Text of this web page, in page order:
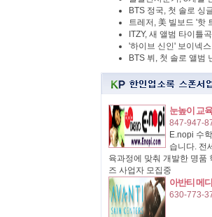
BTS 정국, 첫 솔로 싱
트레저, 美 빌보드 '핫
ITZY, 새 앨범 타이틀
'하이브 신인' 보이넥
BTS 뷔, 첫 솔로 앨범
눈높이 교육
847-947-
E.nopi 수
습니다. 전
육과정에 맞춰 개발한 명품
즈 사업자 모집중
아반티 메
630-773-